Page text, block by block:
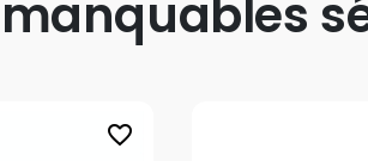
favorite_border